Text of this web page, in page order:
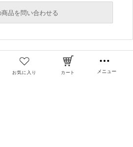
商品を問い合わせる
お気に入り カート メニュー